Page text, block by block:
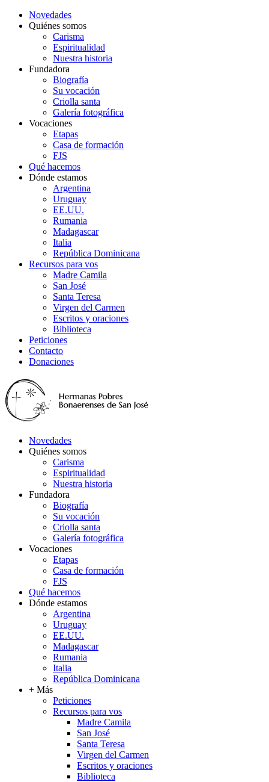
Novedades
Quiénes somos
Carisma
Espiritualidad
Nuestra historia
Fundadora
Biografía
Su vocación
Criolla santa
Galería fotográfica
Vocaciones
Etapas
Casa de formación
FJS
Qué hacemos
Dónde estamos
Argentina
Uruguay
EE.UU.
Rumania
Madagascar
Italia
República Dominicana
Recursos para vos
Madre Camila
San José
Santa Teresa
Virgen del Carmen
Escritos y oraciones
Biblioteca
Peticiones
Contacto
Donaciones
Novedades
Quiénes somos
Carisma
Espiritualidad
Nuestra historia
Fundadora
Biografía
Su vocación
Criolla santa
Galería fotográfica
Vocaciones
Etapas
Casa de formación
FJS
Qué hacemos
Dónde estamos
Argentina
Uruguay
EE.UU.
Madagascar
Rumania
Italia
República Dominicana
+ Más
Peticiones
Recursos para vos
Madre Camila
San José
Santa Teresa
Virgen del Carmen
Escritos y oraciones
Biblioteca